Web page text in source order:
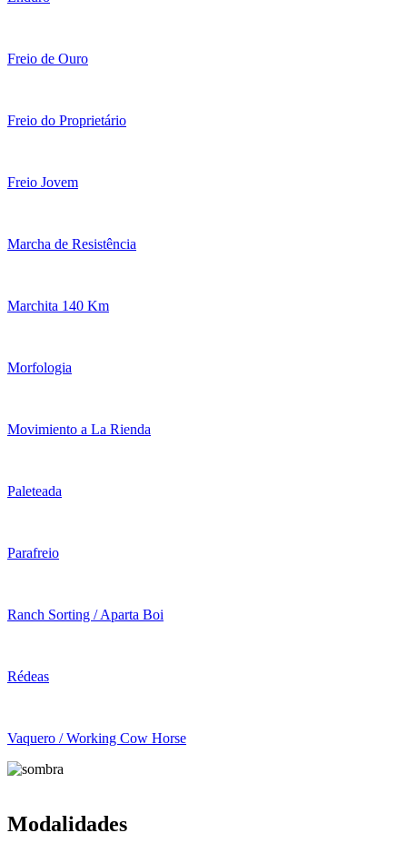
Freio de Ouro
Freio do Proprietário
Freio Jovem
Marcha de Resistência
Marchita 140 Km
Morfologia
Movimiento a La Rienda
Paleteada
Parafreio
Ranch Sorting / Aparta Boi
Rédeas
Vaquero / Working Cow Horse
Modalidades